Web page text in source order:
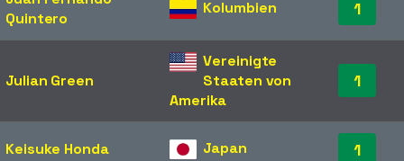
Quintero
Kolumbien 1
Julian Green
Vereinigte
Staaten von
Amerika
1
Keisuke Honda Japan 1